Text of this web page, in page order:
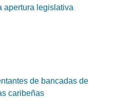
apertura legislativa
de bancadas de
caribeñas